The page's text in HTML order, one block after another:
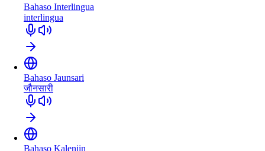
Bahaso Interlingua
interlingua
Bahaso Jaunsari
जौनसारी
Bahaso Kalenjin